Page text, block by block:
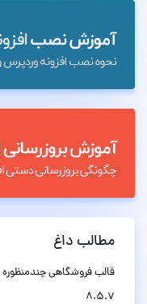
مطالب داغ
8.5.7